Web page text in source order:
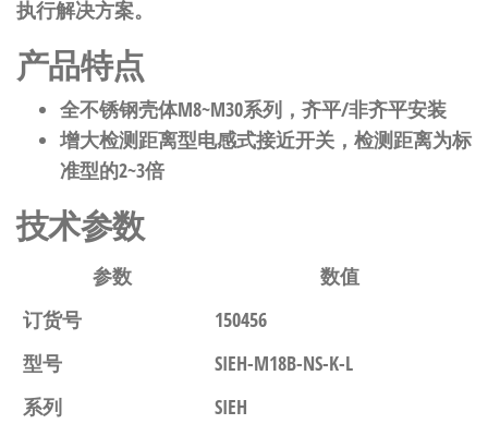
执行解决方案。
产品特点
全不锈钢壳体M8~M30系列，齐平/非齐平安装
增大检测距离型电感式接近开关，检测距离为标
准型的2~3倍
技术参数
参数
数值
订货号
150456
型号
SIEH-M18B-NS-K-L
系列
SIEH